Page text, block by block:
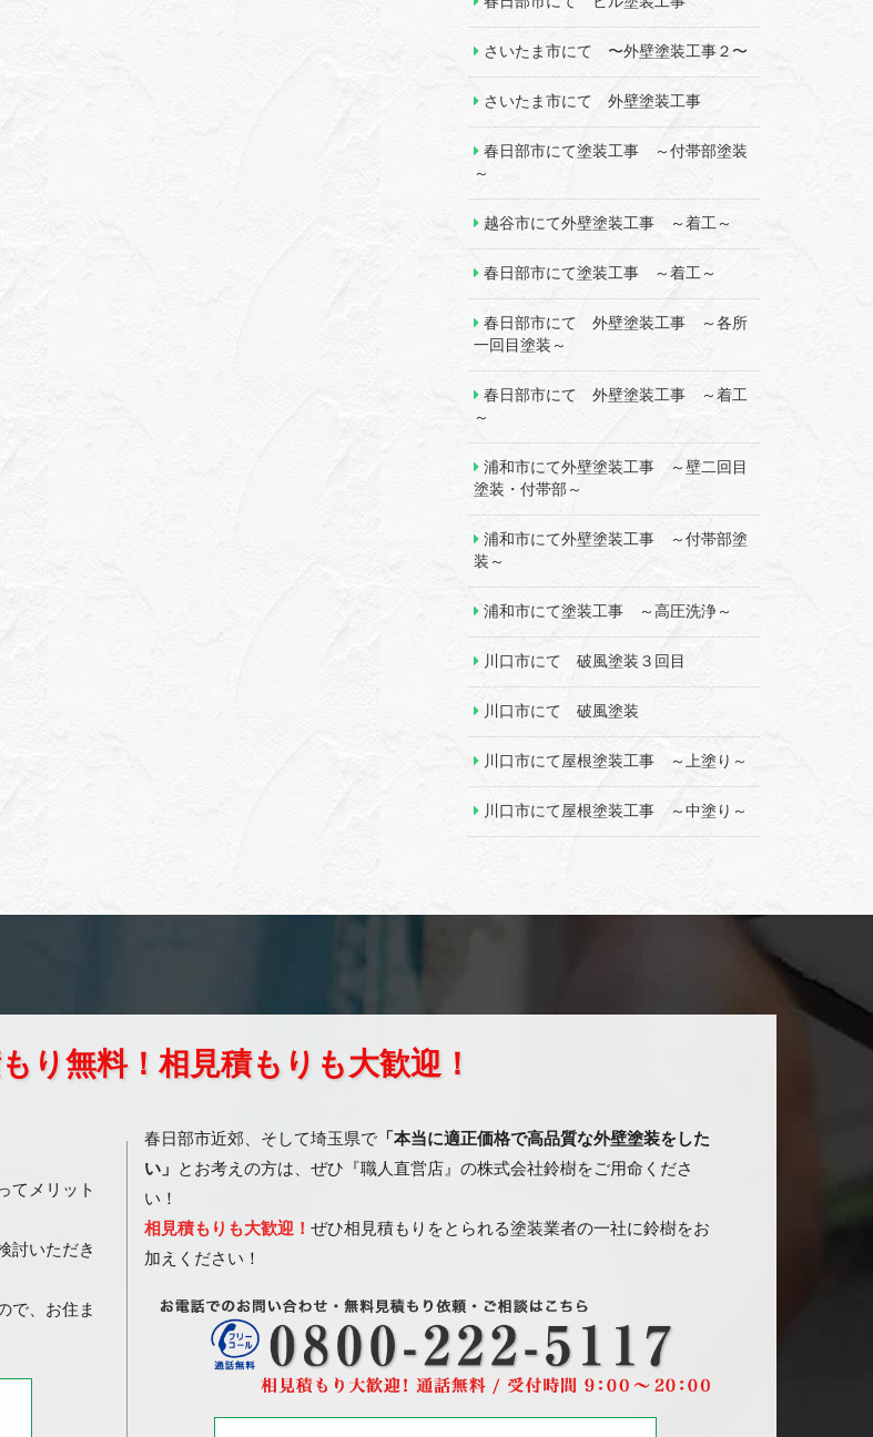
さいたま市にて 〜外壁塗装工事２〜
さいたま市にて 外壁塗装工事
春日部市にて塗装工事 ～付帯部塗装
～
越谷市にて外壁塗装工事 ～着工～
春日部市にて塗装工事 ～着工～
春日部市にて 外壁塗装工事 ～各所
一回目塗装～
春日部市にて 外壁塗装工事 ～着工
～
浦和市にて外壁塗装工事 ～壁二回目
塗装・付帯部～
浦和市にて外壁塗装工事 ～付帯部塗
装～
浦和市にて塗装工事 ～高圧洗浄～
川口市にて 破風塗装３回目
川口市にて 破風塗装
川口市にて屋根塗装工事 ～上塗り～
川口市にて屋根塗装工事 ～中塗り～
り無料！相見積もりも大歓迎！
てメリット
討いただき
で、お住ま
春日部市近郊、そして埼玉県で 「本当に適正価格で高品質な外壁塗装をした
い」
とお考えの方は、ぜひ『職人直営店』の株式会社鈴樹をご用命くださ
い！
相見積もりも大歓迎！ ぜひ相見積もりをとられる塗装業者の一社に鈴樹をお
加えください！